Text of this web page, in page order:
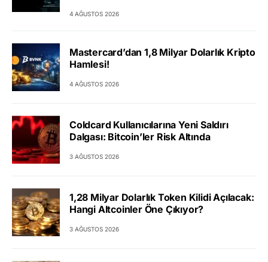
4 AĞUSTOS 2026
Mastercard’dan 1,8 Milyar Dolarlık Kripto
Hamlesi!
4 AĞUSTOS 2026
Coldcard Kullanıcılarına Yeni Saldırı
Dalgası: Bitcoin’ler Risk Altında
3 AĞUSTOS 2026
1,28 Milyar Dolarlık Token Kilidi Açılacak:
Hangi Altcoinler Öne Çıkıyor?
3 AĞUSTOS 2026